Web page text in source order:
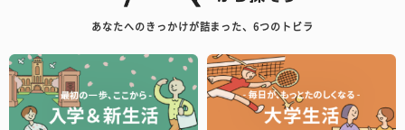
あなたへのきっかけが詰まった、6つのトビラ